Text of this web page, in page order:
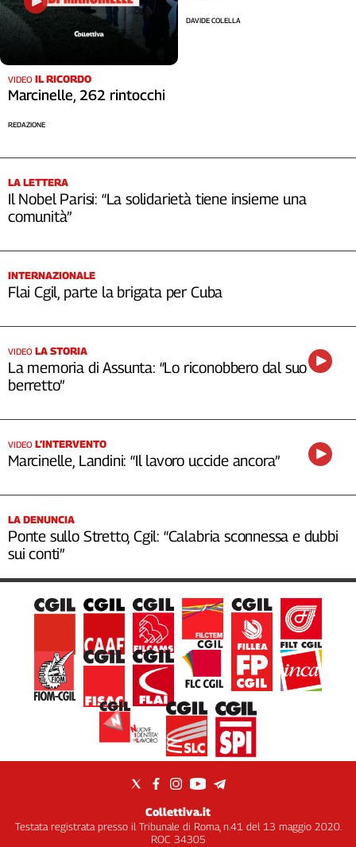
VIDEO IL RICORDO
Marcinelle, 262 rintocchi
REDAZIONE
DAVIDE COLELLA
LA LETTERA
Il Nobel Parisi: “La solidarietà tiene insieme una
comunità”
INTERNAZIONALE
Flai Cgil, parte la brigata per Cuba
VIDEO LA STORIA
La memoria di Assunta: “Lo riconobbero dal suo
berretto”
VIDEO L’INTERVENTO
Marcinelle, Landini: “Il lavoro uccide ancora”
LA DENUNCIA
Ponte sullo Stretto, Cgil: “Calabria sconnessa e dubbi
sui conti”
Collettiva.it
Testata registrata presso il Tribunale di Roma, n.41 del 13 maggio 2020.
ROC 34305